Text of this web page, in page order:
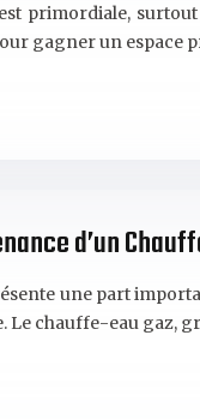
est primordiale,
gagner un espace
d’un
une part
Le chauffe-eau gaz,